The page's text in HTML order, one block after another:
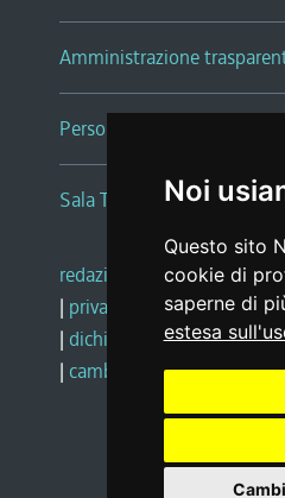
Noi
Questo sito
cookie di
saperne di
estesa
Amministrazione
Persone e Uffici
Sala Tiziano Tessitori
redazione web |note
| privacy
social media
| dichiarazione di
| cambio preferenze cookie